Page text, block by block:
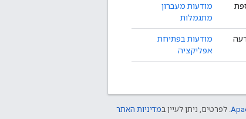
מודעות מעברון
מתגמלות
מודעות בפתיחת
אפליקציה
. לפרטים, ניתן לעיין במדיניות האתר